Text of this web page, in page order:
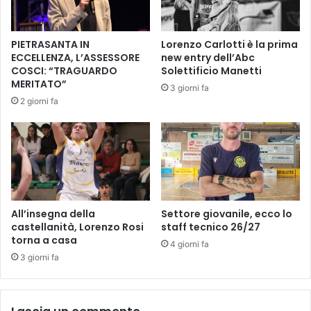
P
O
N
S
O
R
n
a
s
t
o
r
a
n
e
a
”
,
l
s
i
d
PIETRASANTA IN
ECCELLENZA, L’ASSESSORE
COSCI: “TRAGUARDO
MERITATO”
2 giorni fa
Lorenzo Carlotti è la prima
new entry dell’Abc
Solettificio Manetti
3 giorni fa
All’insegna della
castellanità, Lorenzo Rosi
torna a casa
3 giorni fa
Settore giovanile, ecco lo
staff tecnico 26/27
4 giorni fa